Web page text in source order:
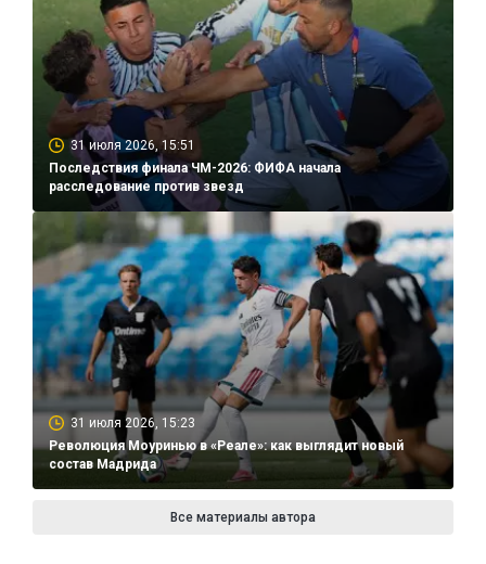
31 июля 2026, 15:51
Последствия финала ЧМ-2026: ФИФА начала
расследование против звезд
31 июля 2026, 15:23
Революция Моуринью в «Реале»: как выглядит новый
состав Мадрида
Все материалы автора